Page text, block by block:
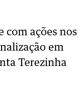
com ações nos
em
Terezinha